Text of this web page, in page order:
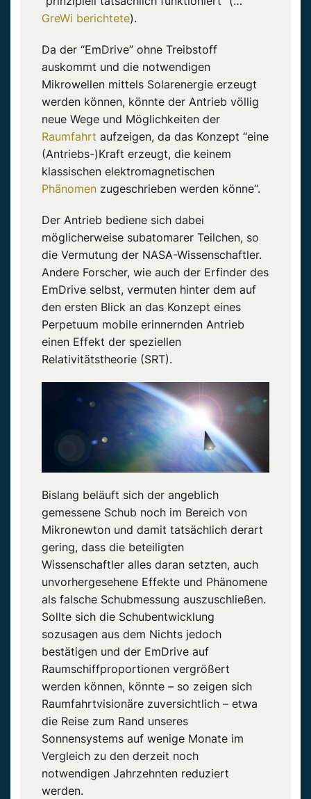
GreWi berichtete).
Da der “EmDrive” ohne Treibstoff
auskommt und die notwendigen
Mikrowellen mittels Solarenergie erzeugt
werden können, könnte der Antrieb völlig
neue Wege und Möglichkeiten der
Raumfahrt aufzeigen, da das Konzept “eine
(Antriebs-)Kraft erzeugt, die keinem
klassischen elektromagnetischen
Phänomen zugeschrieben werden könne“.
Der Antrieb bediene sich dabei
möglicherweise subatomarer Teilchen, so
die Vermutung der NASA-Wissenschaftler.
Andere Forscher, wie auch der Erfinder des
EmDrive selbst, vermuten hinter dem auf
den ersten Blick an das Konzept eines
Perpetuum mobile erinnernden Antrieb
einen Effekt der speziellen
Relativitätstheorie (SRT).
Bislang beläuft sich der angeblich
gemessene Schub noch im Bereich von
Mikronewton und damit tatsächlich derart
gering, dass die beteiligten
Wissenschaftler alles daran setzten, auch
unvorhergesehene Effekte und Phänomene
als falsche Schubmessung auszuschließen.
Sollte sich die Schubentwicklung
sozusagen aus dem Nichts jedoch
bestätigen und der EmDrive auf
Raumschiffproportionen vergrößert
werden können, könnte – so zeigen sich
Raumfahrtvisionäre zuversichtlich – etwa
die Reise zum Rand unseres
Sonnensystems auf wenige Monate im
Vergleich zu den derzeit noch
notwendigen Jahrzehnten reduziert
werden.